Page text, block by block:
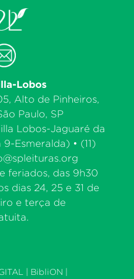
Lobos
Alto de Pinheiros,
Paulo, SP
Lobos-Jaguaré da
Esmeralda) • (11)
feriados, das 9h30
dias 24, 25 e 31 de
e terça de
| BibliON